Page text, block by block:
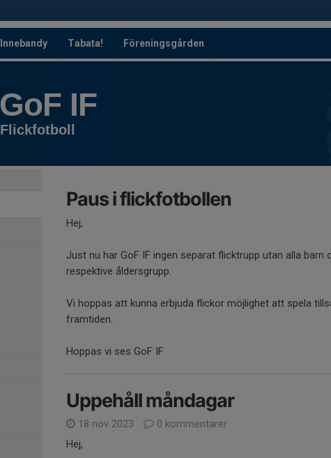
Innebandy Tabata! Föreningsgården
GoF IF
Flickfotboll
Paus i flickfotbollen
Hej,
Just nu har GoF IF ingen separat flicktrupp utan alla barn
respektive åldersgrupp.
Vi hoppas att kunna erbjuda flickor möjlighet att spela
framtiden.
Hoppas vi ses GoF IF
Uppehåll måndagar
18 nov 2023
0 kommentarer
Hej,